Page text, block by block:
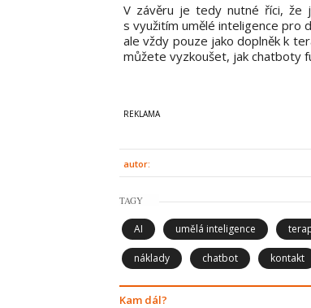
V závěru je tedy nutné říci, že
s využitím umělé inteligence pro
ale vždy pouze jako doplněk k
můžete vyzkoušet, jak chatboty
autor:
TAGY
AI umělá inteligence
náklady chatbot kontakt
Kam dál?